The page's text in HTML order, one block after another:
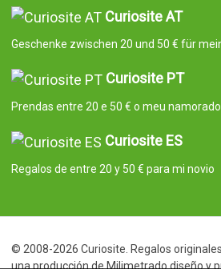
Curiosite AT
Geschenke zwischen 20 und 50 € für
Curiosite PT
Prendas entre 20 e 50 € o meu namorado
Curiosite ES
Regalos de entre 20 y 50 € para mi novio
© 2008-2026 Curiosite. Regalos
una producción de Milimetrado diseño y